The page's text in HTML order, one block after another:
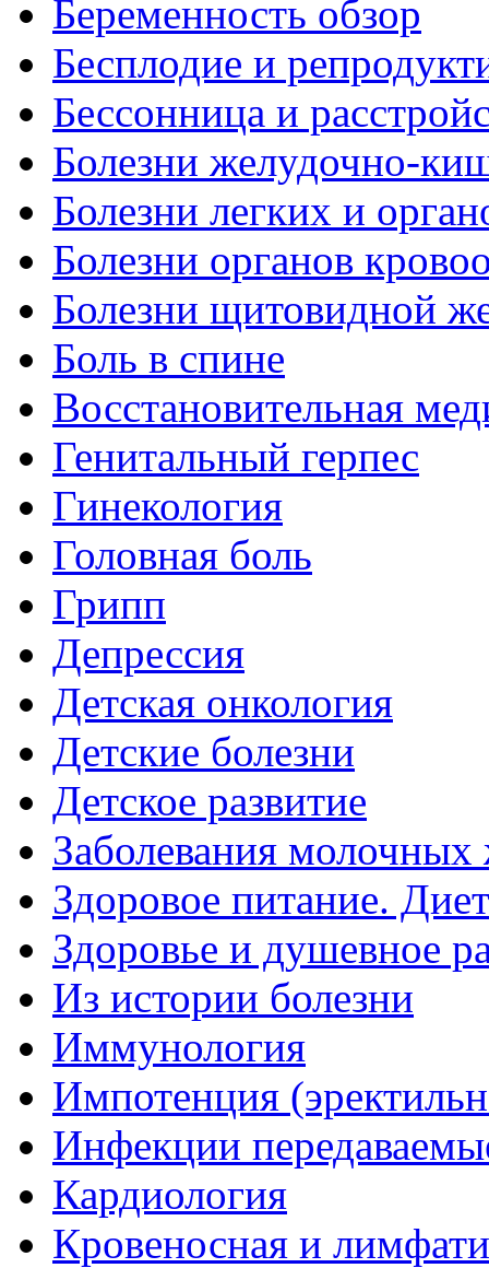
Беременность обзор
Бесплодие и
Бессонница и
Болезни желудочно-
Болезни легких и
Болезни органов
Болезни щитовидной
Боль в спине
Восстановительная
Генитальный герпес
Гинекология
Головная боль
Грипп
Депрессия
Детская онкология
Детские болезни
Детское развитие
Заболевания молочных
Здоровое питание.
Здоровье и душевное
Из истории болезни
Иммунология
Импотенция
Инфекции
Кардиология
Кровеносная и